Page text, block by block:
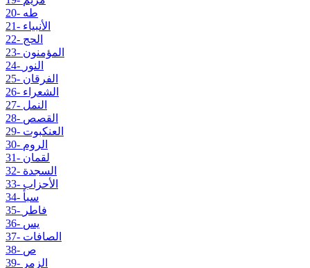
20- طه
21- الأنبياء
22- الحج
23- المؤمنون
24- النور
25- الفرقان
26- الشعراء
27- النمل
28- القصص
29- العنكبوت
30- الروم
31- لقمان
32- السجدة
33- الأحزاب
34- سبأ
35- فاطر
36- يس
37- الصافات
38- ص
39- الزمر